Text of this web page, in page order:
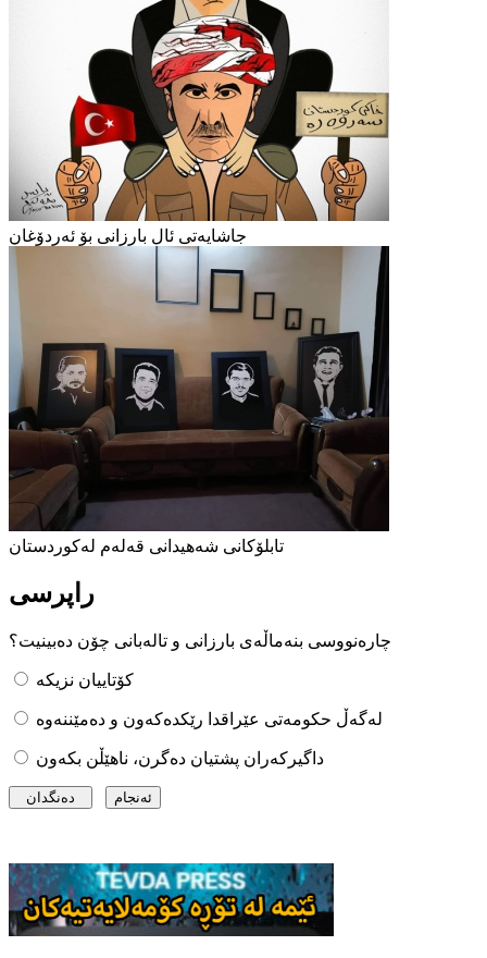
جاشایەتی ئال بارزانی بۆ ئەردۆغان
تابلۆکانی شەهیدانی قەلەم لەکوردستان
راپرسی
چارەنووسی بنەماڵەی بارزانی و تالەبانی چۆن دەبینیت؟
کۆتاییان نزیکە
لەگەڵ حکومەتی عێراقدا رێکدەکەون و دەمێننەوە
داگیرکەران پشتیان دەگرن، ناهێڵن بکەون